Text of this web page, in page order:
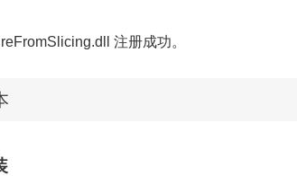
注册成功。